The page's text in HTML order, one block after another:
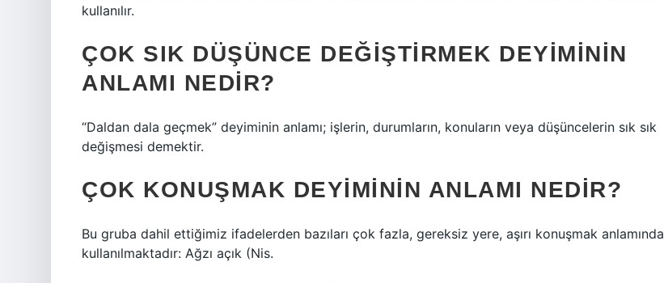
kullanılır.
ÇOK SIK DÜŞÜNCE DEĞIŞTIRMEK DEYIMININ
ANLAMI NEDIR?
“Daldan dala geçmek” deyiminin anlamı; işlerin, durumların, konuların veya düşüncelerin sık sık
değişmesi demektir.
ÇOK KONUŞMAK DEYIMININ ANLAMI NEDIR?
Bu gruba dahil ettiğimiz ifadelerden bazıları çok fazla, gereksiz yere, aşırı konuşmak anlamında
kullanılmaktadır: Ağzı açık (Nis.